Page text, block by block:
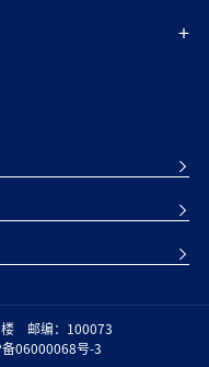
邮编：100073
06000068号-3